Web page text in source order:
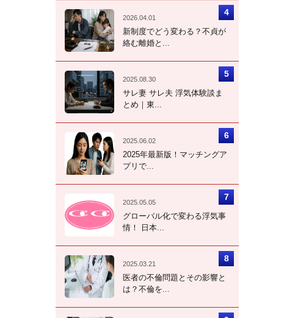
2026.04.01
新制度でどう変わる？不貞が
絡む離婚と...
2025.08.30
サレ妻 サレ夫 浮気体験談ま
とめ｜東...
2025.06.02
2025年最新版！マッチングア
プリで...
2025.05.05
グローバル化で変わる浮気事
情！ 日本...
2025.03.21
医者の不倫問題とその影響と
は？不倫を...